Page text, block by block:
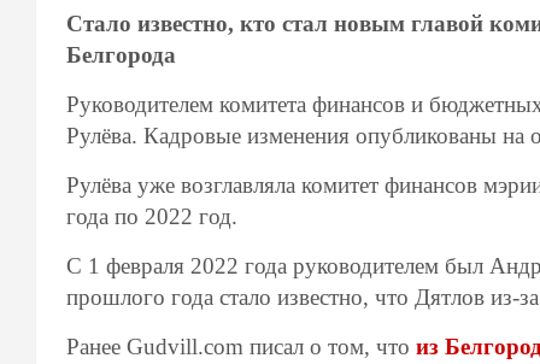
Стало известно, кто стал новым главой
Белгорода
Руководителем комитета финансов и
Рулёва. Кадровые изменения опубликованы на
Рулёва уже возглавляла комитет финансов
года по 2022 год.
С 1 февраля 2022 года руководителем был
прошлого года стало известно, что Дятлов из-
Ранее Gudvill.com писал о том, что из